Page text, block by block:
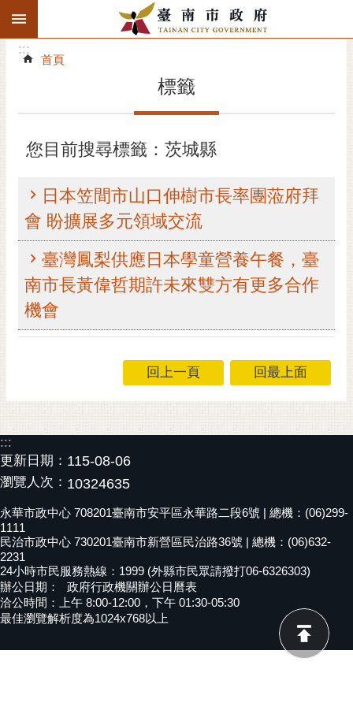
跳到主要內容區塊
搜
階
精彩府城
市府團隊
主題服務
市政資訊
市民互動
光
花
桐
花
祭
網
站
覽
:::
:::
首頁
標籤
您目前搜尋標籤：茨城縣
日本笠間市山口伸樹市長率團蒞府拜
會 盼擴展多元領域交流
臺灣鳳梨供應日本學童營養午餐，臺
南市長黃偉哲期許未來雙方有更多合作
機會
回上一頁 回最上面
:::
更新日期： 115-08-06
瀏覽人次： 10324635
永華市政中心 708201臺南市安平區永華路二段6號 | 總機：(06)299-
1111
民治市政中心 730201臺南市新營區民治路36號 | 總機：(06)632-
2231
24小時市民服務熱線：1999 (外縣市民眾請撥打06-6326303)
辦公日期：
政府行政機關辦公日曆表
洽公時間：上午 8:00-12:00，下午 01:30-05:30
最佳瀏覽解析度為1024x768以上